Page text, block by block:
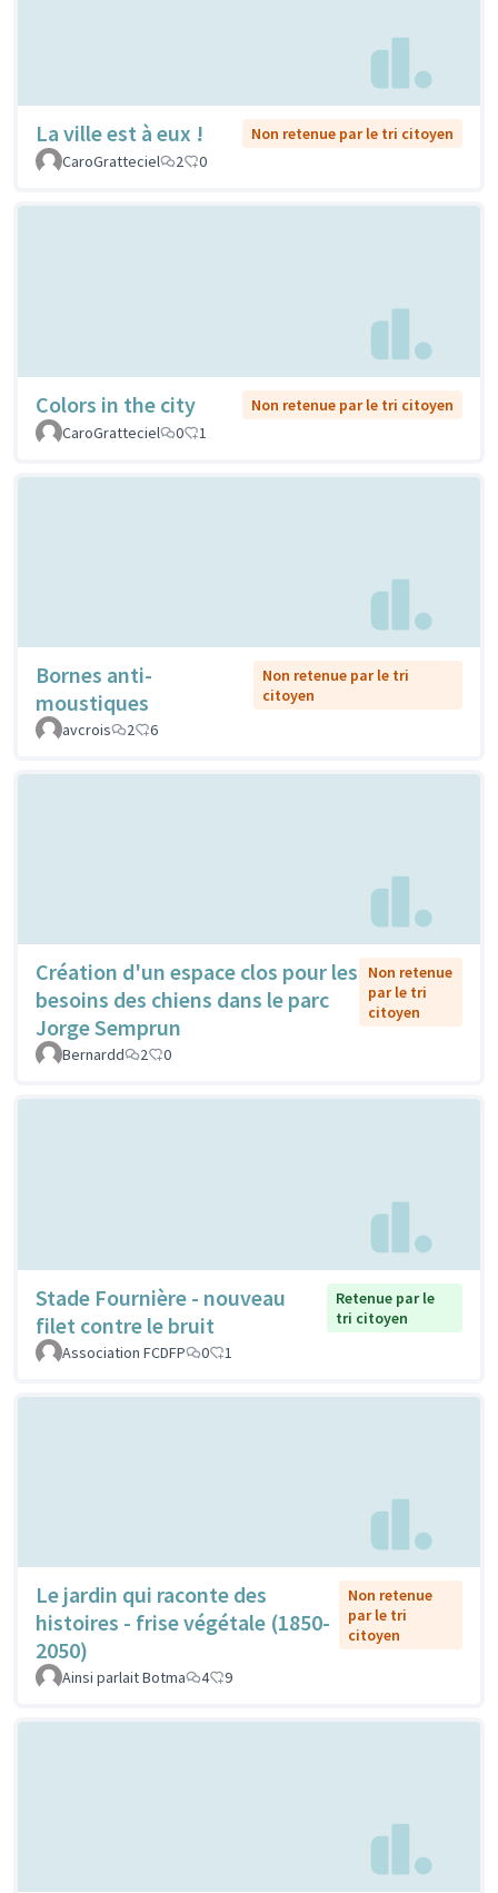
La ville est à eux !
Non retenue par le tri citoyen
CaroGratteciel
2 0
Colors in the city
Non retenue par le tri citoyen
CaroGratteciel
0 1
Bornes anti-
moustiques
Non retenue par le tri
citoyen
avcrois
2 6
Création d'un espace clos pour les
besoins des chiens dans le parc
Jorge Semprun
Non retenue
par le tri
citoyen
Bernardd 2 0
Stade Fournière - nouveau
filet contre le bruit
Retenue par le
tri citoyen
Association FCDFP
0 1
Le jardin qui raconte des
histoires - frise végétale (1850-
2050)
Non retenue
par le tri
citoyen
Ainsi parlait Botma 4 9